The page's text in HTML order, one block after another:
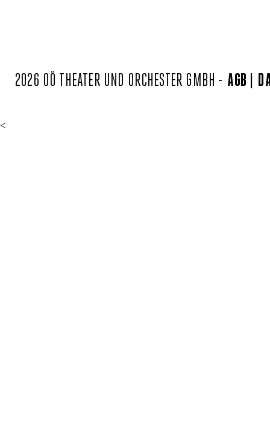
2026 OÖ THEATER UND ORCHESTER GMBH - AGB
<